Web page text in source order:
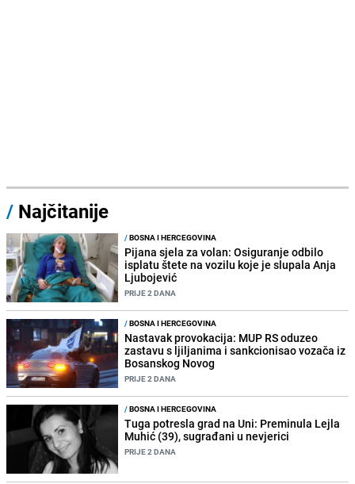
/ Najčitanije
/BOSNA I HERCEGOVINA
Pijana sjela za volan: Osiguranje odbilo
isplatu štete na vozilu koje je slupala Anja
Ljubojević
PRIJE 2 DANA
/BOSNA I HERCEGOVINA
Nastavak provokacija: MUP RS oduzeo
zastavu s ljiljanima i sankcionisao vozača iz
Bosanskog Novog
PRIJE 2 DANA
/BOSNA I HERCEGOVINA
Tuga potresla grad na Uni: Preminula Lejla
Muhić (39), sugrađani u nevjerici
PRIJE 2 DANA